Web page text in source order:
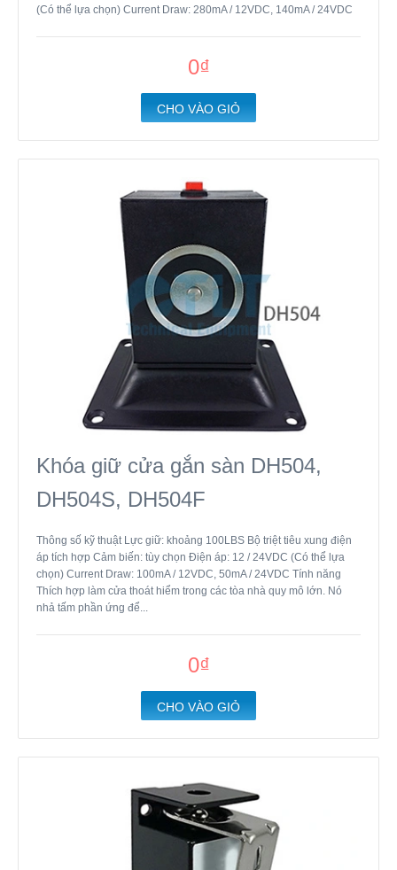
(Có thể lựa chọn) Current Draw: 280mA / 12VDC, 140mA / 24VDC
0₫
CHO VÀO GIỎ
Khóa giữ cửa gắn sàn DH504,
DH504S, DH504F
Thông số kỹ thuật Lực giữ: khoảng 100LBS Bộ triệt tiêu xung điện
áp tích hợp Cảm biến: tùy chọn Điện áp: 12 / 24VDC (Có thể lựa
chọn) Current Draw: 100mA / 12VDC, 50mA / 24VDC Tính năng
Thích hợp làm cửa thoát hiểm trong các tòa nhà quy mô lớn. Nó
nhả tấm phần ứng để...
0₫
CHO VÀO GIỎ